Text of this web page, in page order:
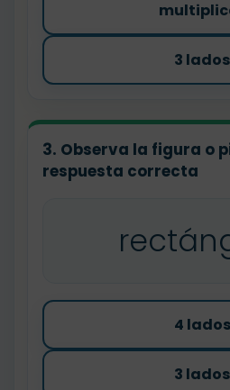
3 lados
3. Observa la figura o
respuesta correcta
4 lados
3 lados